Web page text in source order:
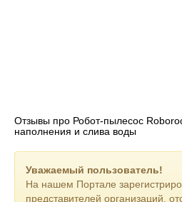
Отзывы про Робот-пылесос
наполнения и слива воды
Уважаемый пользователь!
На нашем Портале
представителей организаций,